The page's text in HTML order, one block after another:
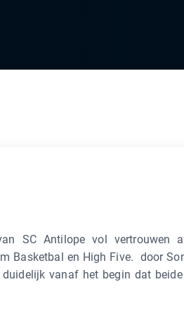
SC Antilope vol vertrouwen
Basketbal en High Five. door
vanaf het begin dat